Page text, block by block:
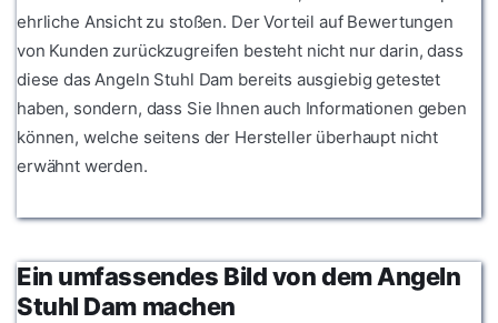
ehrliche Ansicht zu stoßen. Der Vorteil auf Bewertungen
von Kunden zurückzugreifen besteht nicht nur darin, dass
diese das Angeln Stuhl Dam bereits ausgiebig getestet
haben, sondern, dass Sie Ihnen auch Informationen geben
können, welche seitens der Hersteller überhaupt nicht
erwähnt werden.
Ein umfassendes Bild von dem Angeln
Stuhl Dam machen